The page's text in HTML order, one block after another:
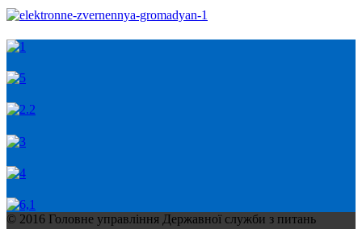
© 2016 Головне управління Державної служби з питань